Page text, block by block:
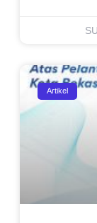
Artikel